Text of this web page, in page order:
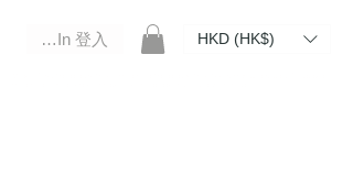
Log In 登入 HKD (HK$)